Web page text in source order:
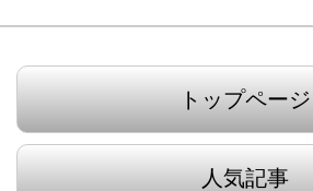
トップページ
人気記事